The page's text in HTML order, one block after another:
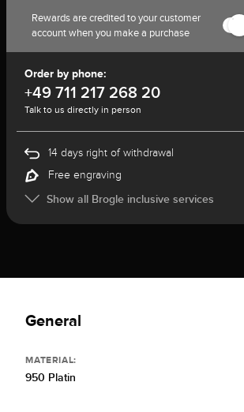
Rewards are credited to your customer
account when you make a purchase
Order by phone:
+49 711 217 268 20
Talk to us directly in person
14 days right of withdrawal
Free engraving
Show all Brogle inclusive services
General
MATERIAL:
950 Platin